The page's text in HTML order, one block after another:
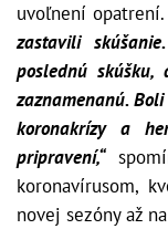
uvoľnení
zastavili
poslednú
zaznamenanú.
koronakrízy a
pripravení,“
koronavírusom,
novej sezóny až